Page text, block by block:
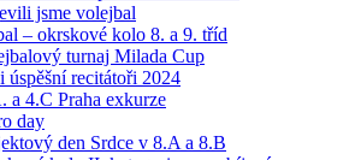
jsme volejbal
– okrskové kolo 8. a 9. tříd
turnaj Milada Cup
úspěšní recitátoři 2024
a 4.C Praha exkurze
day
den Srdce v 8.A a 8.B